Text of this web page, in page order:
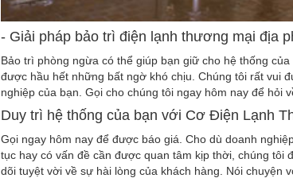
- Giải pháp bảo trì điện lạnh thương mại địa
Bảo trì phòng ngừa có thể giúp bạn giữ cho hệ thống
được hầu hết những bất ngờ khó chịu. Chúng tôi rất vui
nghiệp của bạn. Gọi cho chúng tôi ngay hôm nay để hỏi
Duy trì hệ thống của bạn với Cơ Điện Lạnh
Gọi ngay hôm nay để được báo giá. Cho dù doanh
tục hay có vấn đề cần được quan tâm kịp thời, chúng tôi
dõi tuyệt vời về sự hài lòng của khách hàng. Nói chuyện